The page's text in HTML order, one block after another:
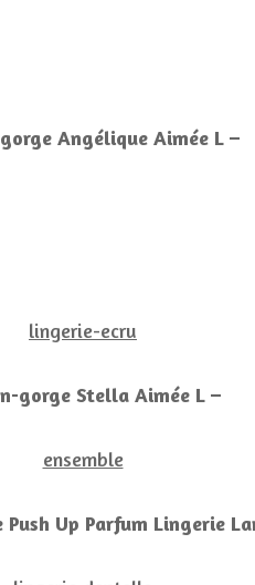
Angélique Aimée L –
gorge Stella Aimée L –
Up Parfum Lingerie